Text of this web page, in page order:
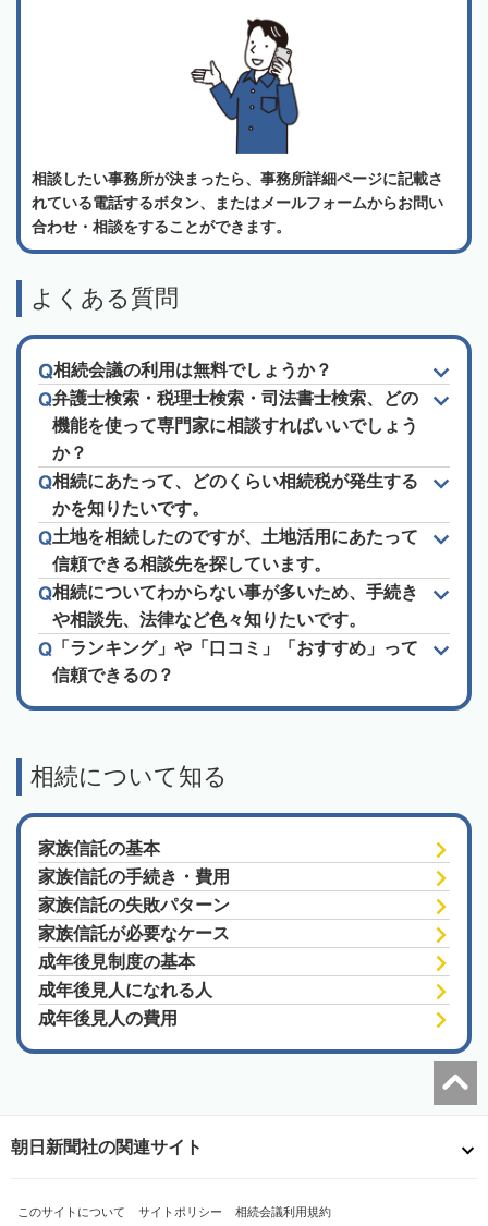
相談したい事務所が決まったら、事務所詳細ページに記載さ
れている電話するボタン、またはメールフォームからお問い
合わせ・相談をすることができます。
よくある質問
相続会議の利用は無料でしょうか？
弁護士検索・税理士検索・司法書士検索、どの
機能を使って専門家に相談すればいいでしょう
か？
相続にあたって、どのくらい相続税が発生する
かを知りたいです。
土地を相続したのですが、土地活用にあたって
信頼できる相談先を探しています。
相続についてわからない事が多いため、手続き
や相談先、法律など色々知りたいです。
「ランキング」や「口コミ」「おすすめ」って
信頼できるの？
相続について知る
家族信託の基本
家族信託の手続き・費用
家族信託の失敗パターン
家族信託が必要なケース
成年後見制度の基本
成年後見人になれる人
成年後見人の費用
朝日新聞社の関連サイト
このサイトについて サイトポリシー 相続会議利用規約